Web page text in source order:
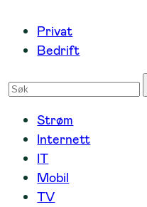
innhold
Privat
Bedrift
Søk
etter
Strøm
Internett
IT
Mobil
TV